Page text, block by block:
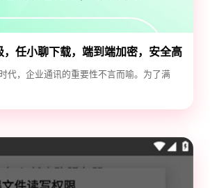
，任小聊下载，端到端加密，安全高
代，企业通讯的重要性不言而喻。为了满